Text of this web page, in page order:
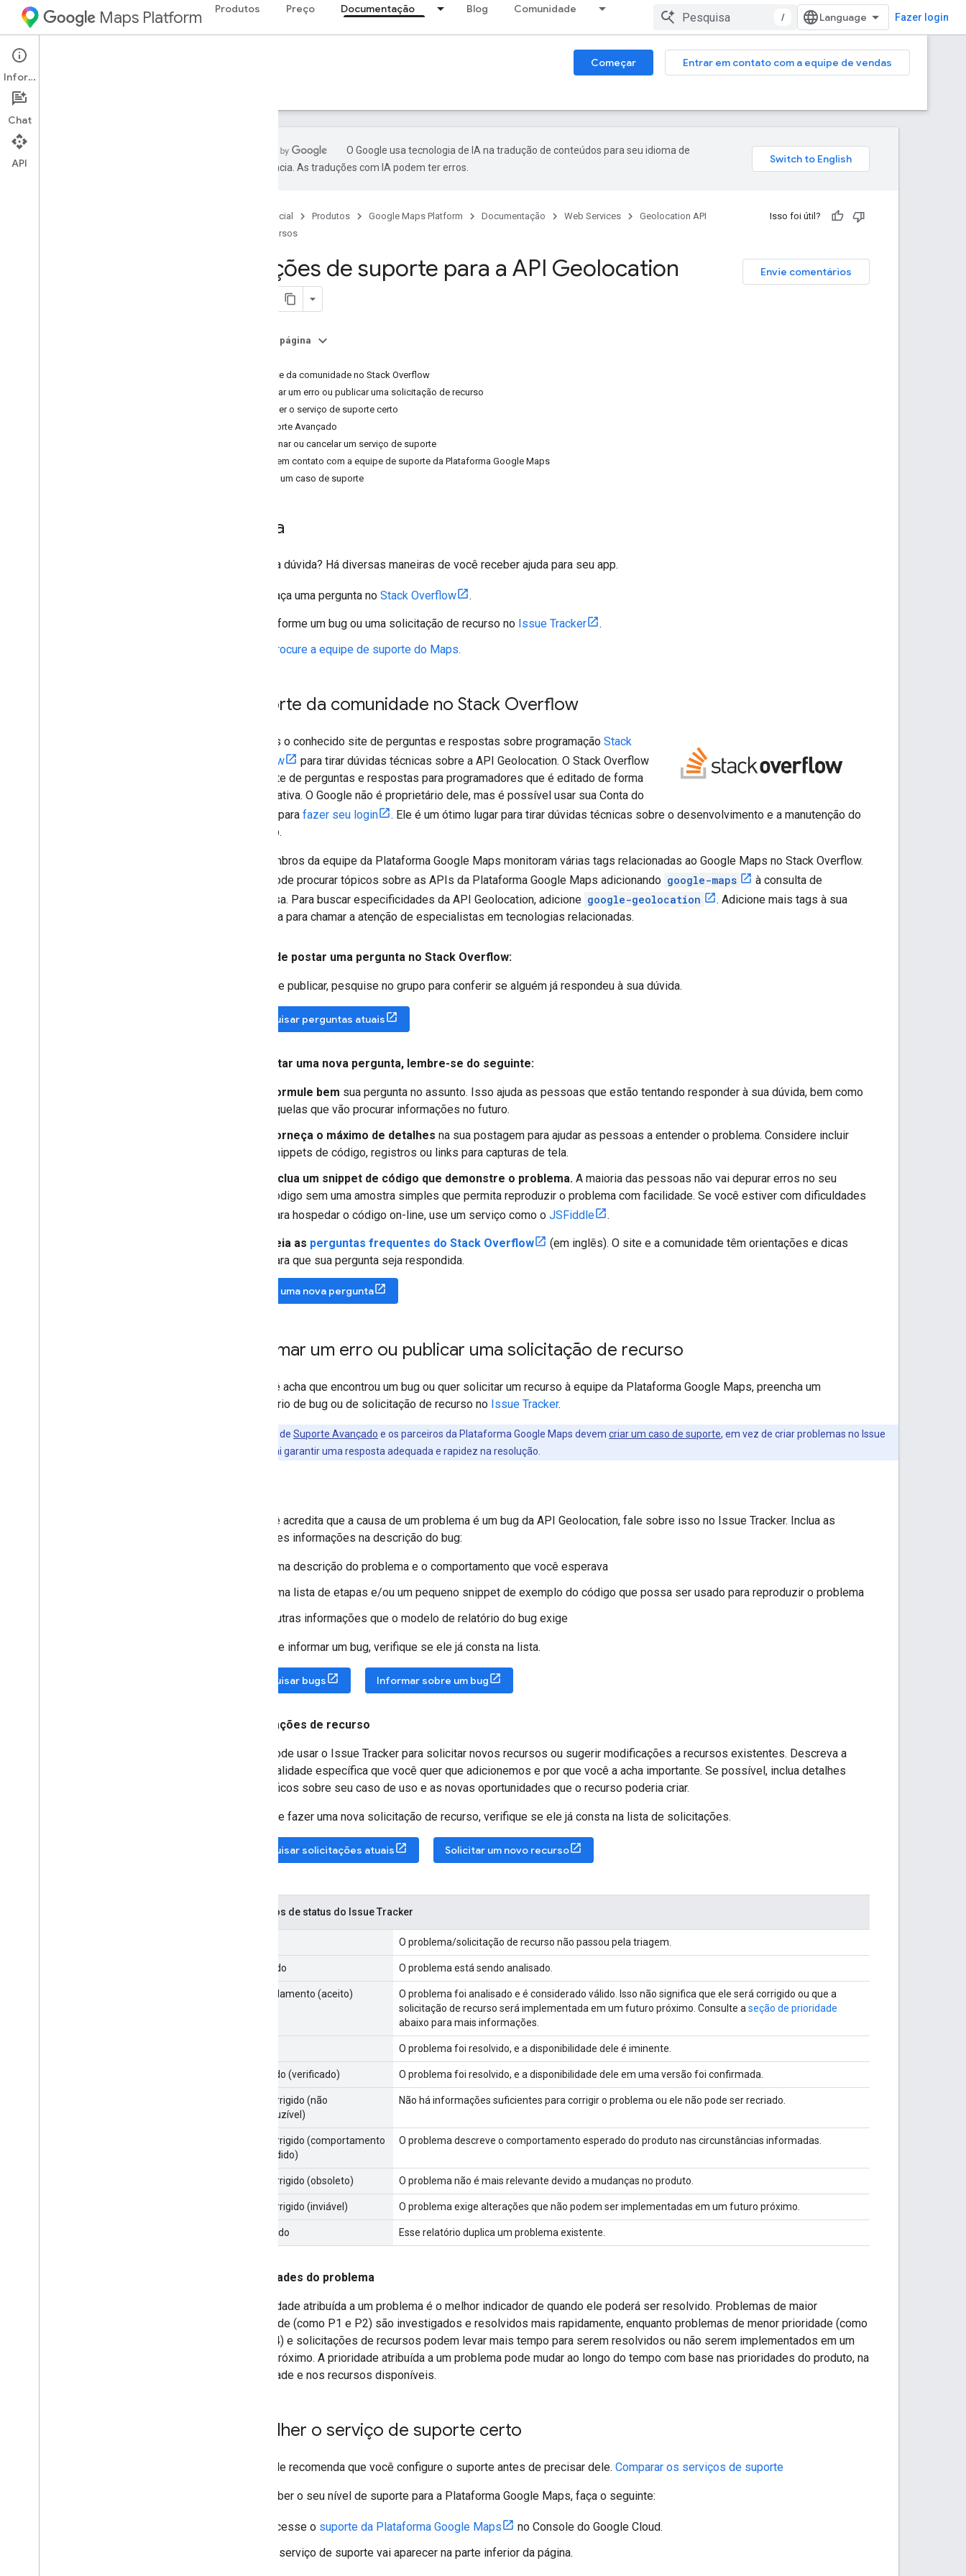
Maps Platform Produtos Preço Documentação Blog Comunidade
/ Fazer login
Web Services Começar
Entrar em contato com a equipe de vendas
Guias
O Google usa tecnologia de IA na tradução de conteúdos para seu idioma de
preferência. As traduções com IA podem ter erros.
Página inicial Produtos Google Maps Platform Documentação Web Services
Geolocation API
Recursos
Isso foi útil?
Envie comentários
Opções de suporte para a API Geolocation
Nesta página
Suporte da comunidade no Stack Overflow
Informar um erro ou publicar uma solicitação de recurso
Escolher o serviço de suporte certo
Suporte Avançado
Assinar ou cancelar um serviço de suporte
Entrar em contato com a equipe de suporte da Plataforma Google Maps
Criar um caso de suporte
Ajuda
Ficou na dúvida? Há diversas maneiras de você receber ajuda para seu app.
Faça uma pergunta no Stack Overflow .
Informe um bug ou uma solicitação de recurso no Issue Tracker
.
Procure a equipe de suporte do Maps.
Suporte da comunidade no Stack Overflow
Usamos o conhecido site de perguntas e respostas sobre programação Stack
Overflow
para tirar dúvidas técnicas sobre a API Geolocation. O Stack Overflow
é um site de perguntas e respostas para programadores que é editado de forma
colaborativa. O Google não é proprietário dele, mas é possível usar sua Conta do
Google para fazer seu login
. Ele é um ótimo lugar para tirar dúvidas técnicas sobre o desenvolvimento e a manutenção do
seu app.
Os membros da equipe da Plataforma Google Maps monitoram várias tags relacionadas ao Google Maps no Stack Overflow.
Você pode procurar tópicos sobre as APIs da Plataforma Google Maps adicionando google-maps
à consulta de
pesquisa. Para buscar especificidades da API Geolocation, adicione google-geolocation
. Adicione mais tags à sua
pergunta para chamar a atenção de especialistas em tecnologias relacionadas.
Antes de postar uma pergunta no Stack Overflow:
Antes de publicar, pesquise no grupo para conferir se alguém já respondeu à sua dúvida.
Pesquisar perguntas atuais
Ao postar uma nova pergunta, lembre-se do seguinte:
Formule bem sua pergunta no assunto. Isso ajuda as pessoas que estão tentando responder à sua dúvida, bem como
aquelas que vão procurar informações no futuro.
Forneça o máximo de detalhes na sua postagem para ajudar as pessoas a entender o problema. Considere incluir
snippets de código, registros ou links para capturas de tela.
Inclua um snippet de código que demonstre o problema. A maioria das pessoas não vai depurar erros no seu
código sem uma amostra simples que permita reproduzir o problema com facilidade. Se você estiver com dificuldades
para hospedar o código on-line, use um serviço como o JSFiddle .
Leia as perguntas frequentes do Stack Overflow
(em inglês). O site e a comunidade têm orientações e dicas
para que sua pergunta seja respondida.
Fazer uma nova pergunta
Informar um erro ou publicar uma solicitação de recurso
Se você acha que encontrou um bug ou quer solicitar um recurso à equipe da Plataforma Google Maps, preencha um
formulário de bug ou de solicitação de recurso no Issue Tracker.
Os clientes de Suporte Avançado e os parceiros da Plataforma Google Maps devem criar um caso de suporte, em vez de criar problemas no Issue
Tracker. Isso vai garantir uma resposta adequada e rapidez na resolução.
Se você acredita que a causa de um problema é um bug da API Geolocation, fale sobre isso no Issue Tracker. Inclua as
seguintes informações na descrição do bug:
Uma descrição do problema e o comportamento que você esperava
Uma lista de etapas e/ou um pequeno snippet de exemplo do código que possa ser usado para reproduzir o problema
Outras informações que o modelo de relatório do bug exige
Antes de informar um bug, verifique se ele já consta na lista.
Pesquisar bugs Informar sobre um bug
Solicitações de recurso
Você pode usar o Issue Tracker para solicitar novos recursos ou sugerir modificações a recursos existentes. Descreva a
funcionalidade específica que você quer que adicionemos e por que você a acha importante. Se possível, inclua detalhes
específicos sobre seu caso de uso e as novas oportunidades que o recurso poderia criar.
Antes de fazer uma nova solicitação de recurso, verifique se ele já consta na lista de solicitações.
Pesquisar solicitações atuais Solicitar um novo recurso
Códigos de status do Issue Tracker
O problema/solicitação de recurso não passou pela triagem.
Atribuído O problema está sendo analisado.
Em andamento (aceito)
O problema foi analisado e é considerado válido. Isso não significa que ele será corrigido ou que a
solicitação de recurso será implementada em um futuro próximo. Consulte a seção de prioridade
abaixo para mais informações.
O problema foi resolvido, e a disponibilidade dele é iminente.
Corrigido (verificado) O problema foi resolvido, e a disponibilidade dele em uma versão foi confirmada.
Não corrigido (não
reproduzível)
Não há informações suficientes para corrigir o problema ou ele não pode ser recriado.
Não corrigido (comportamento
pretendido)
O problema descreve o comportamento esperado do produto nas circunstâncias informadas.
Não corrigido (obsoleto) O problema não é mais relevante devido a mudanças no produto.
Não corrigido (inviável) O problema exige alterações que não podem ser implementadas em um futuro próximo.
Duplicado Esse relatório duplica um problema existente.
Prioridades do problema
A prioridade atribuída a um problema é o melhor indicador de quando ele poderá ser resolvido. Problemas de maior
prioridade (como P1 e P2) são investigados e resolvidos mais rapidamente, enquanto problemas de menor prioridade (como
P3 e P4) e solicitações de recursos podem levar mais tempo para serem resolvidos ou não serem implementados em um
futuro próximo. A prioridade atribuída a um problema pode mudar ao longo do tempo com base nas prioridades do produto, na
viabilidade e nos recursos disponíveis.
Escolher o serviço de suporte certo
O Google recomenda que você configure o suporte antes de precisar dele. Comparar os serviços de suporte
Para saber o seu nível de suporte para a Plataforma Google Maps, faça o seguinte:
Acesse o suporte da Plataforma Google Maps
no Console do Google Cloud.
O serviço de suporte vai aparecer na parte inferior da página.
Informações
Chat
API